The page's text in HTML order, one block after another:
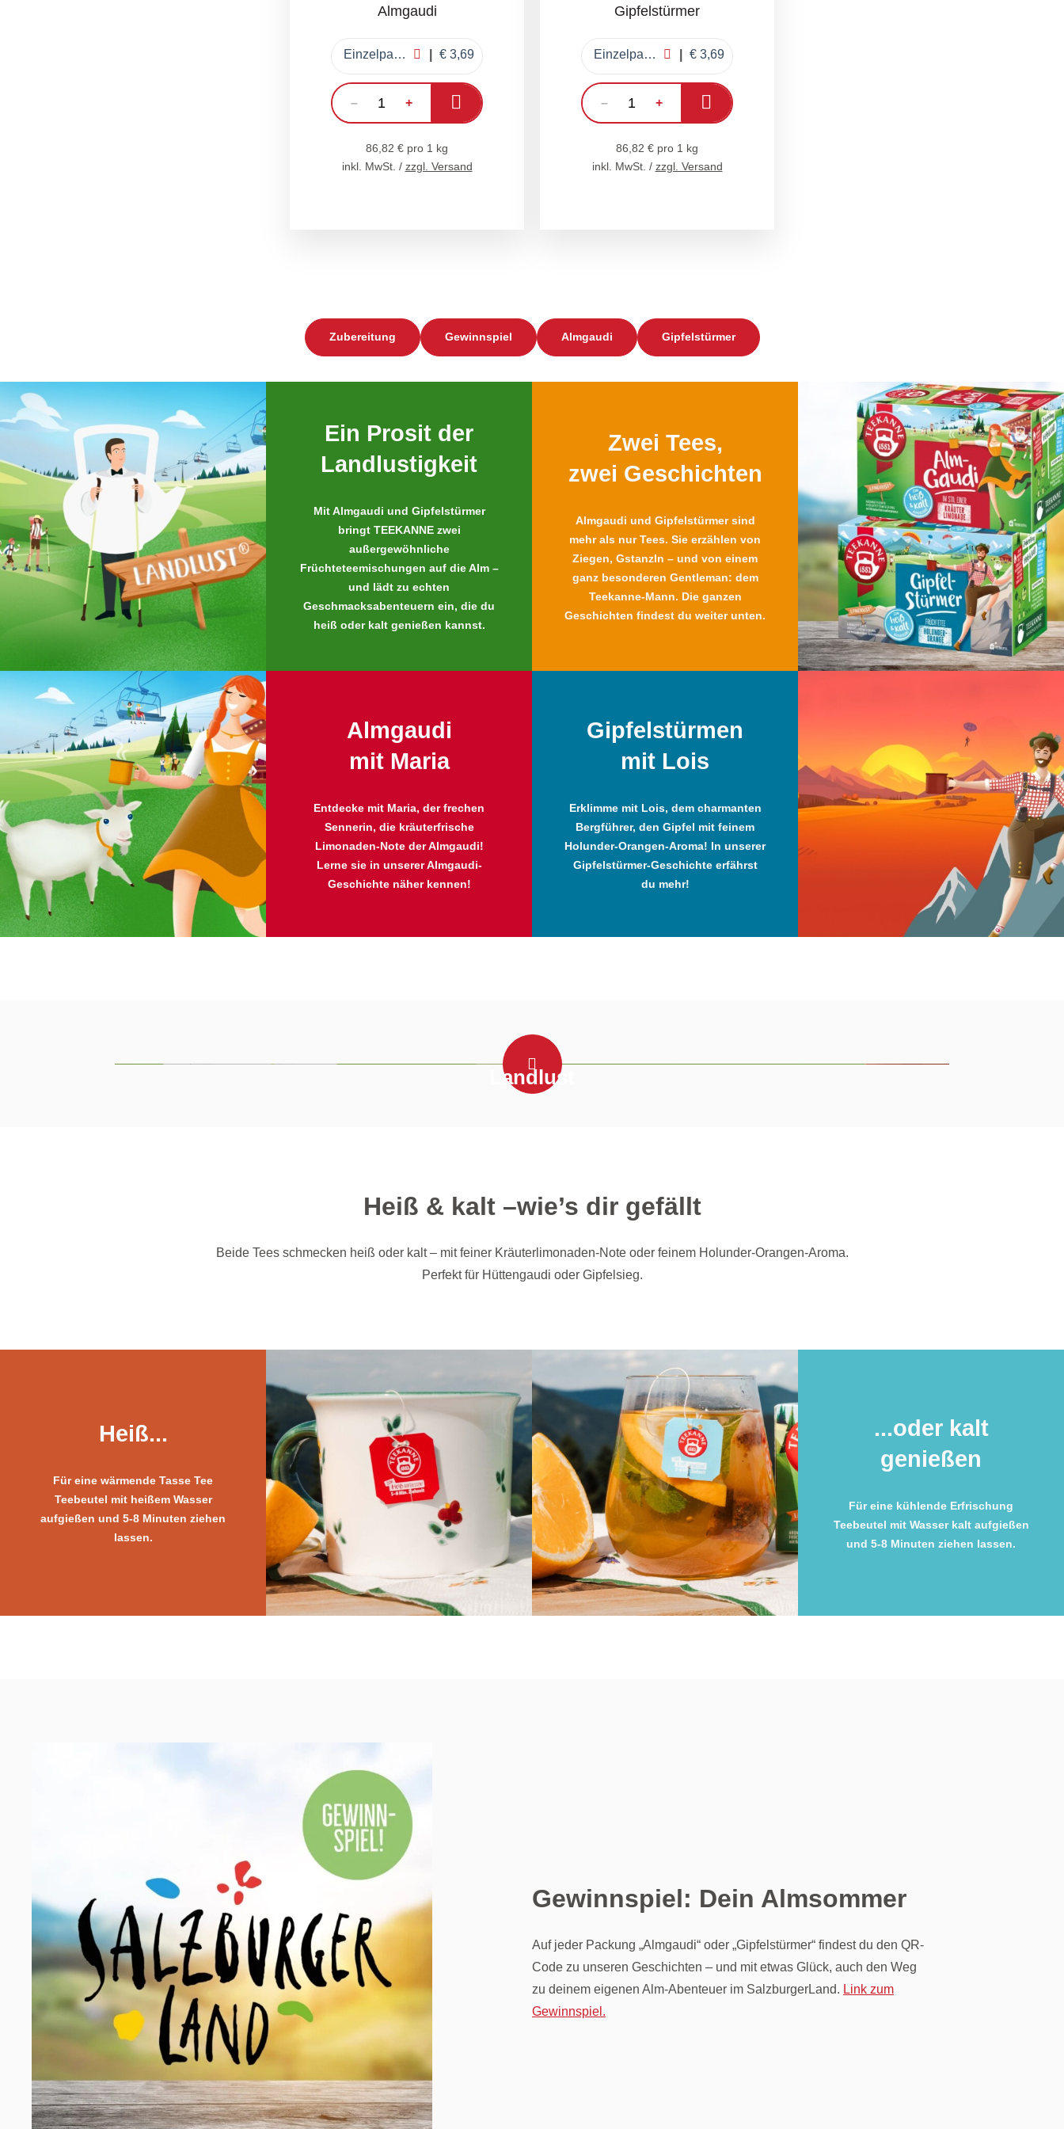
Almgaudi
Einzelpackung € 3,69
– +
In den Warenkorb
86,82 € pro 1 kg
inkl. MwSt. / zzgl. Versand
Gipfelstürmer
Einzelpackung € 3,69
– +
In den Warenkorb
86,82 € pro 1 kg
inkl. MwSt. / zzgl. Versand
Zubereitung Gewinnspiel Almgaudi Gipfelstürmer
Ein Prosit der
Landlustigkeit
Mit Almgaudi und Gipfelstürmer
bringt TEEKANNE zwei
außergewöhnliche
Früchteteemischungen auf die Alm –
und lädt zu echten
Geschmacksabenteuern ein, die du
heiß oder kalt genießen kannst.
Zwei Tees,
zwei Geschichten
Almgaudi und Gipfelstürmer sind
mehr als nur Tees. Sie erzählen von
Ziegen, Gstanzln – und von einem
ganz besonderen Gentleman: dem
Teekanne-Mann. Die ganzen
Geschichten findest du weiter unten.
Almgaudi
mit Maria
Entdecke mit Maria, der frechen
Sennerin, die kräuterfrische
Limonaden-Note der Almgaudi!
Lerne sie in unserer Almgaudi-
Geschichte näher kennen!
Gipfelstürmen
mit Lois
Erklimme mit Lois, dem charmanten
Bergführer, den Gipfel mit feinem
Holunder-Orangen-Aroma! In unserer
Gipfelstürmer-Geschichte erfährst
du mehr!
Play Video
Landlust
Heiß & kalt –wie’s dir gefällt
Beide Tees schmecken heiß oder kalt – mit feiner Kräuterlimonaden-Note oder feinem Holunder-Orangen-Aroma.
Perfekt für Hüttengaudi oder Gipfelsieg.
Heiß...
Für eine wärmende Tasse Tee
Teebeutel mit heißem Wasser
aufgießen und 5-8 Minuten ziehen
lassen.
...oder kalt
genießen
Für eine kühlende Erfrischung
Teebeutel mit Wasser kalt aufgießen
und 5-8 Minuten ziehen lassen.
Gewinnspiel: Dein Almsommer
Auf jeder Packung „Almgaudi“ oder „Gipfelstürmer“ findest du den QR-
Code zu unseren Geschichten – und mit etwas Glück, auch den Weg
zu deinem eigenen Alm-Abenteuer im SalzburgerLand. Link zum
Gewinnspiel.